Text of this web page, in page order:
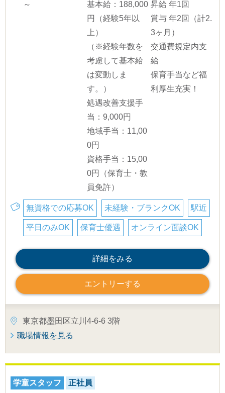
～
基本給：188,000
円（経験5年以
上）
（※経験年数を
考慮して基本給
は変動しま
す。）
処遇改善支援手
当：9,000円
地域手当：11,00
0円
資格手当：15,00
0円（保育士・教
員免許）
昇給 年1回
賞与 年2回（計2.
3ヶ月）
交通費規定内支
給
保育手当など福
利厚生充実！
無資格での応募OK 未経験・ブランクOK 駅近
平日のみOK 保育士優遇 オンライン面談OK
詳細をみる
エントリーする
東京都墨田区立川4-6-6 3階
職場情報を見る
学童スタッフ 正社員